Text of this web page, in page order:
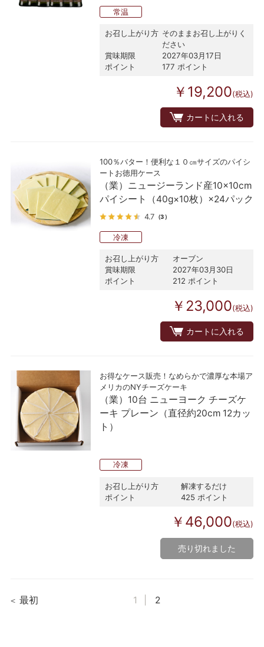
常温
お召し上がり方 そのままお召し上がりく
ださい
賞味期限
2027年03月17日
ポイント
177 ポイント
￥19,200(税込)
カートに入れる
100％バター！便利な１０㎝サイズのパイシ
ートお徳用ケース
（業）ニュージーランド産10×10cm
パイシート（40g×10枚）×24パック
4.7 （3）
冷凍
お召し上がり方
オーブン
賞味期限
2027年03月30日
ポイント
212 ポイント
￥23,000(税込)
カートに入れる
お得なケース販売！なめらかで濃厚な本場ア
メリカのNYチーズケーキ
（業）10台 ニューヨーク チーズケ
ーキ プレーン（直径約20cm 12カッ
ト）
冷凍
お召し上がり方
解凍するだけ
ポイント
425 ポイント
￥46,000(税込)
売り切れました
最初 1 2